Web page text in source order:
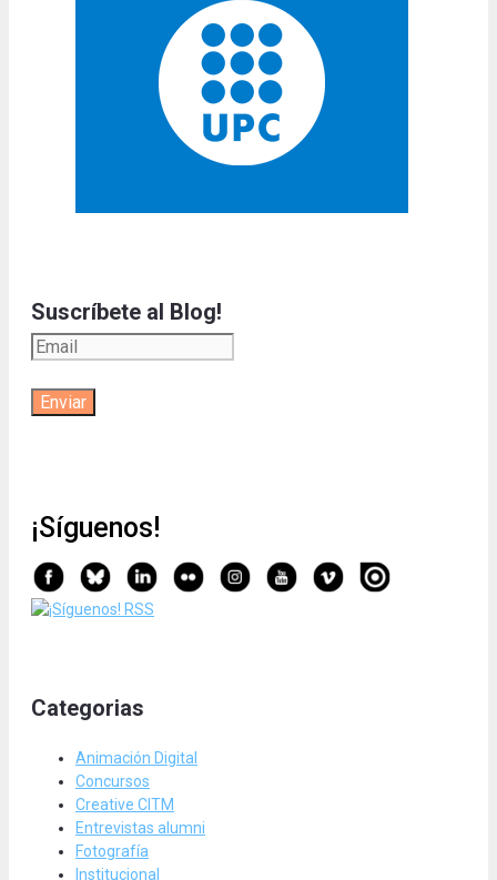
Suscríbete al Blog!
¡Síguenos!
Categorias
Animación Digital
Concursos
Creative CITM
Entrevistas alumni
Fotografía
Institucional